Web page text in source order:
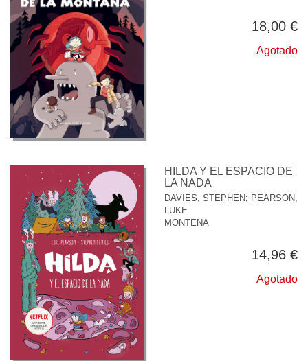
18,00 €
Agotado
HILDA Y EL ESPACIO DE
LA NADA
DAVIES, STEPHEN; PEARSON,
LUKE
MONTENA
14,96 €
Agotado